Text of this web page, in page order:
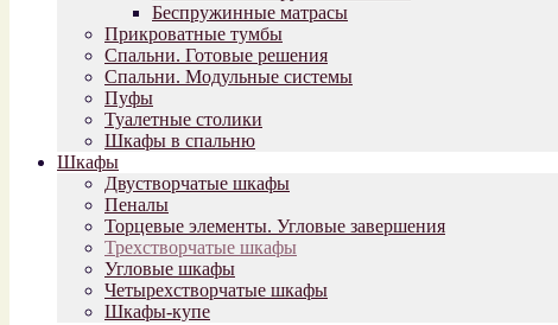
Беспружинные матрасы
Прикроватные тумбы
Спальни. Готовые решения
Спальни. Модульные системы
Пуфы
Туалетные столики
Шкафы в спальню
Шкафы
Двустворчатые шкафы
Пеналы
Торцевые элементы. Угловые завершения
Трехстворчатые шкафы
Угловые шкафы
Четырехстворчатые шкафы
Шкафы-купе